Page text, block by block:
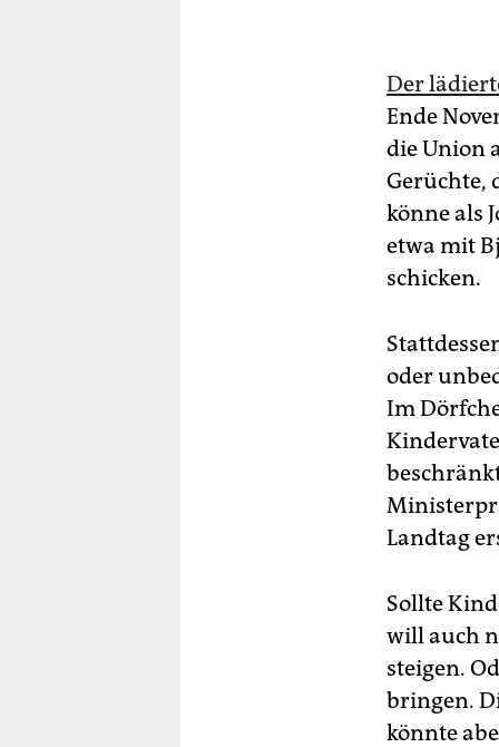
Der
Ende
die Union
Gerüchte,
könne als
etwa mit
schicken.
oder
Im
Landtag
Sollte
will auch
steigen.
bringen.
könnte